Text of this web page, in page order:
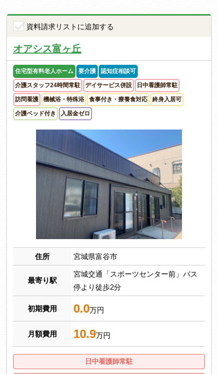
資料請求リストに追加する
オアシス富ヶ丘
住宅型有料老人ホーム 要介護 認知症相談可
介護スタッフ24時間常駐 デイサービス併設 日中看護師常駐
訪問看護 機械浴・特殊浴 食事付き・療養食対応 終身入居可
介護ベッド付き 入居金ゼロ
住所 宮城県富谷市
最寄り駅
宮城交通「スポーツセンター前」バス
停より徒歩2分
初期費用 0.0万円
月額費用 10.9万円
日中看護師常駐